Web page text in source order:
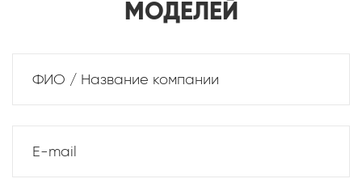
МОДЕЛЕЙ
ФИО / Название компании
E-mail